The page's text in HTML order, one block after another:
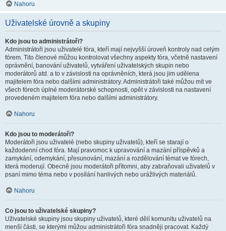
Nahoru
Uživatelské úrovně a skupiny
Kdo jsou to administrátoři?
Administrátoři jsou uživatelé fóra, kteří mají nejvyšší úroveň kontroly nad celým
fórem. Tito členové můžou kontrolovat všechny aspekty fóra, včetně nastavení
oprávnění, banování uživatelů, vytváření uživatelských skupin nebo
moderátorů atd. a to v závislosti na oprávněních, která jsou jim udělena
majitelem fóra nebo dalšími administrátory. Administrátoři také můžou mít ve
všech fórech úplné moderátorské schopnosti, opět v závislosti na nastavení
provedeném majitelem fóra nebo dalšími administrátory.
Nahoru
Kdo jsou to moderátoři?
Moderátoři jsou uživatelé (nebo skupiny uživatelů), kteří se starají o
každodenní chod fóra. Mají pravomoc k upravování a mazání příspěvků a
zamykání, odemykání, přesunování, mazání a rozdělování témat ve fórech,
která moderují. Obecně jsou moderátoři přítomni, aby zabraňovali uživatelů v
psaní mimo téma nebo v posílání hanlivých nebo urážlivých materiálů.
Nahoru
Co jsou to uživatelské skupiny?
Uživatelské skupiny jsou skupiny uživatelů, které dělí komunitu uživatelů na
menší části, se kterými můžou administrátoři fóra snadněji pracovat. Každý